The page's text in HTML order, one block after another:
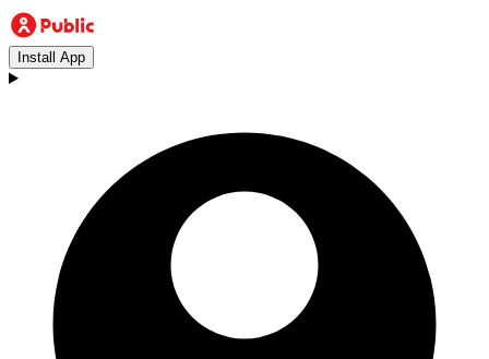
Install App